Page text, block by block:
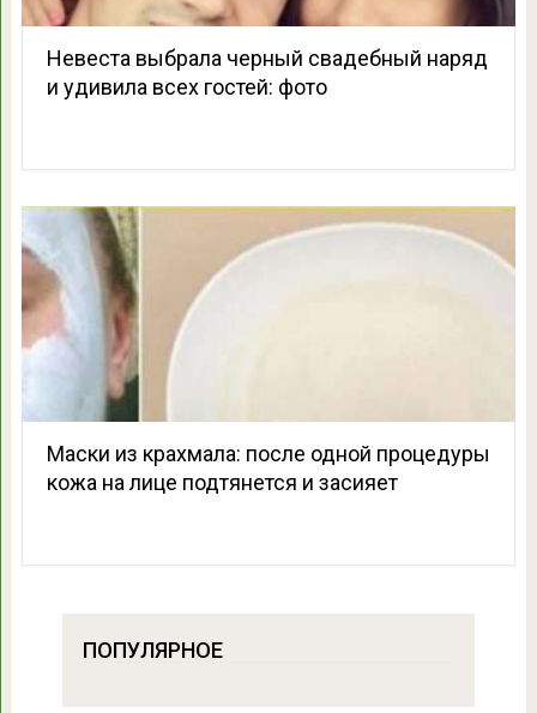
Невеста выбрала черный свадебный наряд
и удивила всех гостей: фото
Маски из крахмала: после одной процедуры
кожа на лице подтянется и засияет
ПОПУЛЯРНОЕ